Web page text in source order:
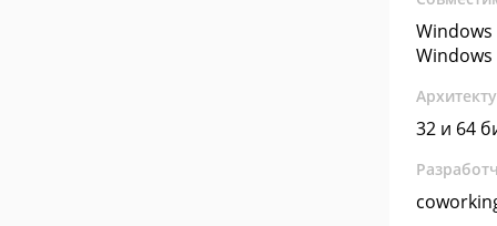
Windows
Windows
32 и 64